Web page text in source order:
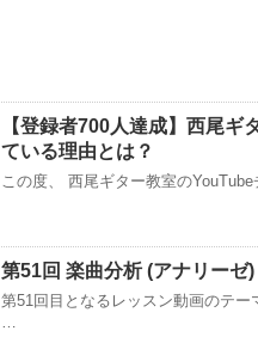
【登録者700人達成】西尾
ている理由とは？
この度、 西尾ギター教室の
第51回 楽曲分析 (アナリーゼ)
第51回目となるレッスン動画のテ